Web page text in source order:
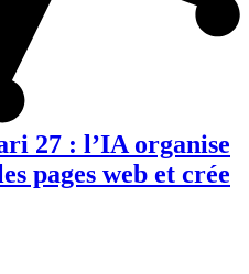
27 : l’IA organise
pages web et crée